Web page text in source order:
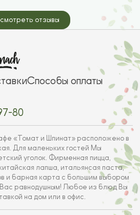
отзывы
Способы оплаты
80
«Томат и Шпинат» расположено в
Для маленьких гостей Мы
уголок. Фирменная пицца,
лапша, итальянсая паста,
и барная карта с большим выбором
Вас равнодушным! Любое из блюд Вы
на дом или в офис.